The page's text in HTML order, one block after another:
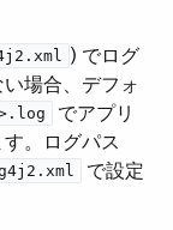
​) でログ
場合、デフォ
​ でアプリ
。ログパス
​ で設定